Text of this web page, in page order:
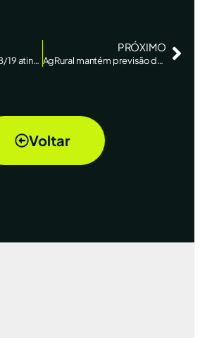
Plantio da safra 2018/19 atinge 34% da área no Brasil – Agência Estado
PRÓXIMO
AgRural mantém previsão de safra de soja recorde no Brasil; vê aumento para milho – Reuters News
Voltar